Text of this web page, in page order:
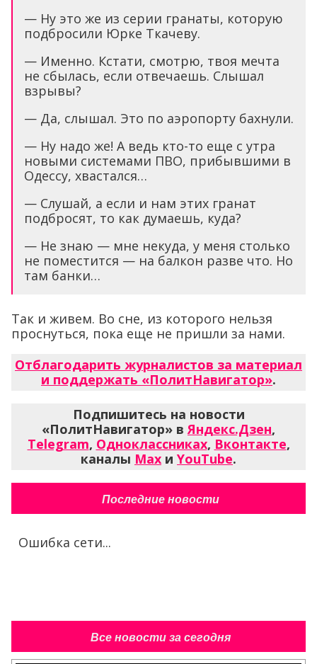
— Ну это же из серии гранаты, которую
подбросили Юрке Ткачеву.
— Именно. Кстати, смотрю, твоя мечта
не сбылась, если отвечаешь. Слышал
взрывы?
— Да, слышал. Это по аэропорту бахнули.
— Ну надо же! А ведь кто-то еще с утра
новыми системами ПВО, прибывшими в
Одессу, хвастался…
— Слушай, а если и нам этих гранат
подбросят, то как думаешь, куда?
— Не знаю — мне некуда, у меня столько
не поместится — на балкон разве что. Но
там банки…
Так и живем. Во сне, из которого нельзя
проснуться, пока еще не пришли за нами.
Отблагодарить журналистов за материал
и поддержать «ПолитНавигатор».
Подпишитесь на новости
«ПолитНавигатор» в Яндекс.Дзен,
Telegram, Одноклассниках, Вконтакте,
каналы Max и YouTube.
Последние новости
Ошибка сети...
Все новости за сегодня